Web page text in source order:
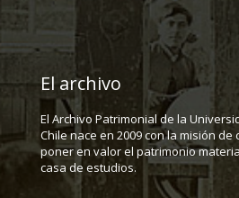
El archivo
El Archivo Patrimonial de la
Chile nace en 2009 con la misión
poner en valor el patrimonio
casa de estudios.